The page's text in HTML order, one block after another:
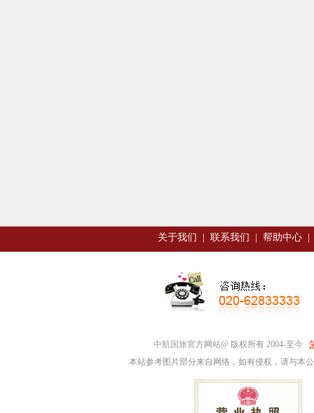
关于我们 联系我们 帮助中心
中航国旅官方网站@ 版权所有 2004-至今
本站参考图片部分来自网络，如有侵权，请与本